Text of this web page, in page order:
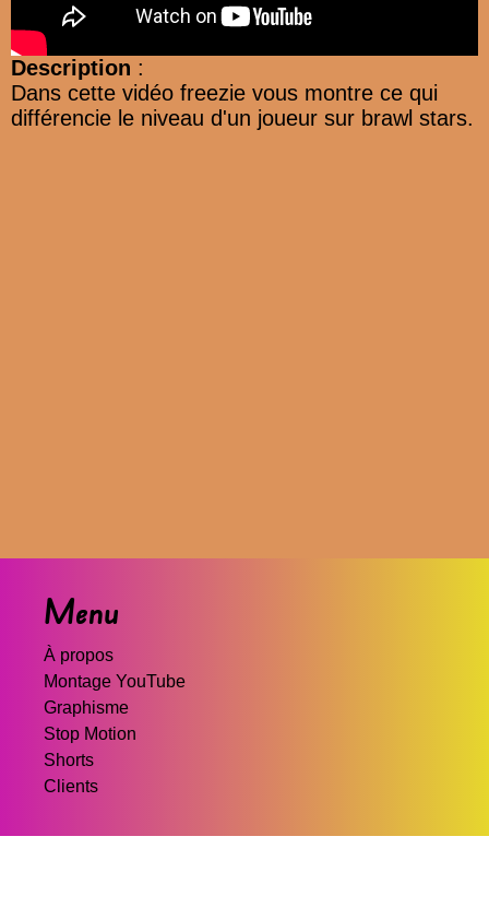
Description :
Dans cette vidéo freezie vous montre ce qui
différencie le niveau d'un joueur sur brawl stars.
Menu
À propos
Montage YouTube
Graphisme
Stop Motion
Shorts
Clients